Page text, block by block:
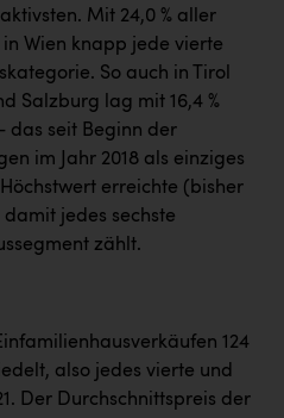
Mit 24,0 % aller
Wien knapp jede vierte
So auch in Tirol
Salzburg lag mit 16,4 %
das seit Beginn der
im Jahr 2018 als einziges
erreichte (bisher
damit jedes sechste
zählt.
124
also jedes vierte und
Der Durchschnittspreis der